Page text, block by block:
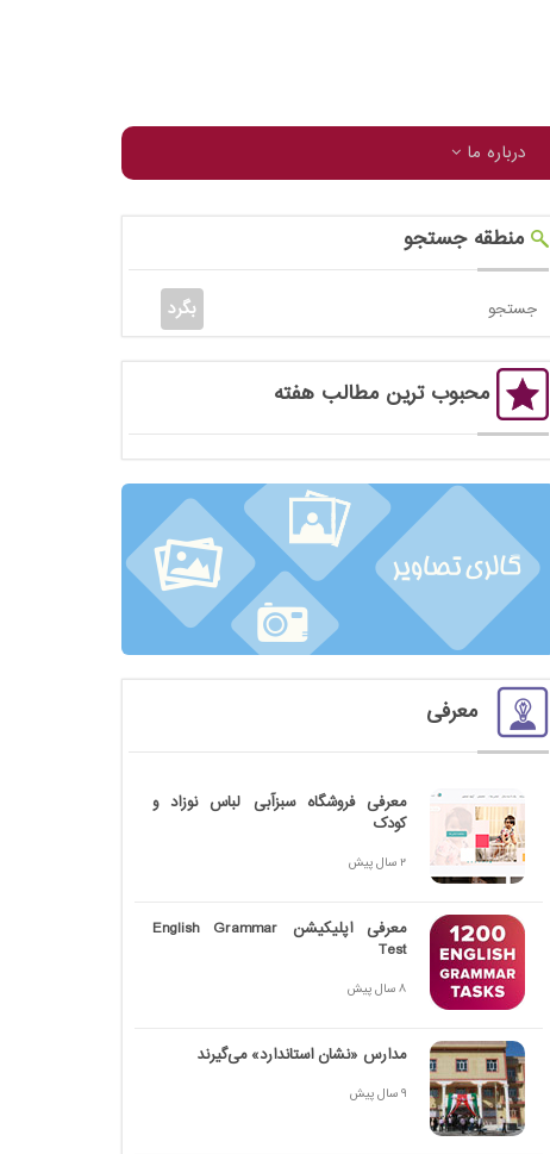
درباره ما
منطقه جستجو
محبوب ترین مطالب هفته
معرفی
معرفی فروشگاه سبزآبی لباس نوزاد و
کودک
2 سال پیش
معرفی اپلیکیشن English Grammar
Test
8 سال پیش
مدارس «نشان استاندارد» می‌گیرند
9 سال پیش